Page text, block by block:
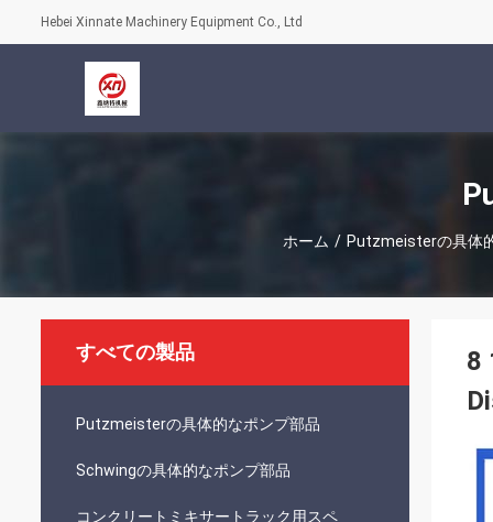
Hebei Xinnate Machinery Equipment Co., Ltd
ホーム / Putzmeisterの具体
すべての製品
Putzmeisterの具体的なポンプ部品
Schwingの具体的なポンプ部品
コンクリートミキサートラック用スペ
8